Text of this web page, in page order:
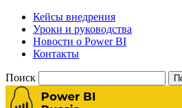
Кейсы внедрения
Уроки и руководства
Новости о Power BI
Контакты
Поиск